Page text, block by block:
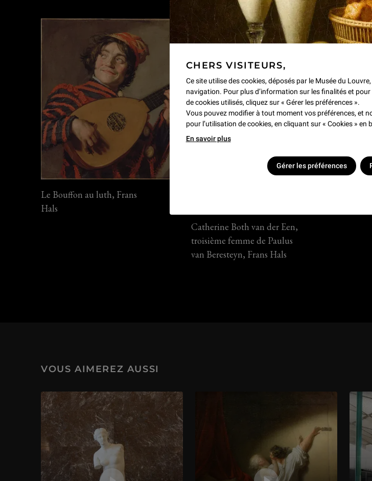
CHERS VISITEURS,
Ce site utilise des cookies, déposés par le Musée du
navigation. Pour plus d’information sur les finalités et
de cookies utilisés, cliquez sur « Gérer les préférences ».
Vous pouvez modifier à tout moment vos préférences, et
pour l’utilisation de cookies, en cliquant sur « Cookies » en
En savoir plus
Gérer les préférences
Le Bouffon au luth, Frans
Hals
Catherine Both van der Een,
troisième femme de Paulus
van Beresteyn, Frans Hals
VOUS AIMEREZ AUSSI